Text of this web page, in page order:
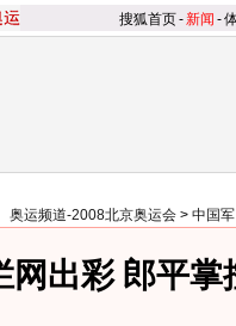
搜狐首页-新闻 -
奥运频道-2008北京奥运会 > 中国
网出彩 郎平掌